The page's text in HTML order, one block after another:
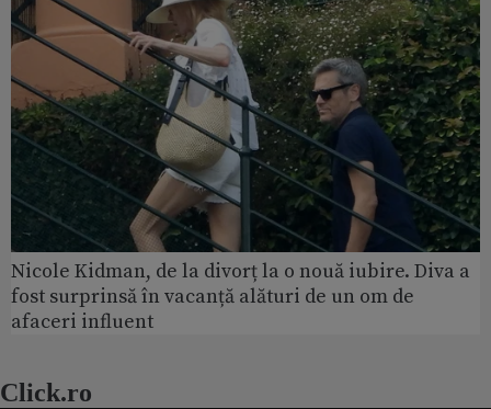
Nicole Kidman, de la divorț la o nouă iubire. Diva a
fost surprinsă în vacanță alături de un om de
afaceri influent
Click.ro